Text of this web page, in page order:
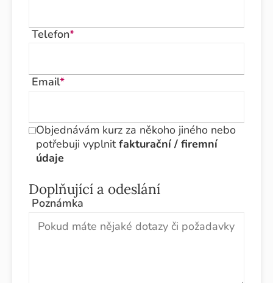
Telefon*
Email*
Objednávám kurz za někoho jiného nebo
potřebuji vyplnitfakturační / firemní
údaje
Doplňující a odeslání
Poznámka